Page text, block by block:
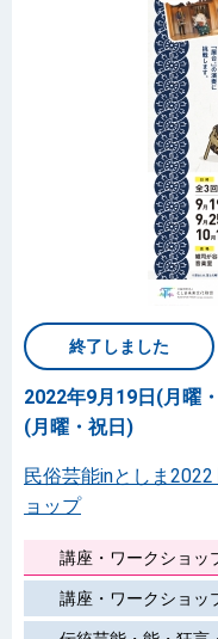
終了しました
2022年9月19日(月曜
(月曜・祝日)
民俗芸能inとしま
ョップ
講座・ワークショッ
講座・ワークショッ